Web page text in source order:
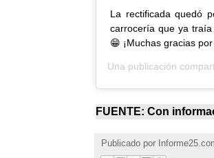
La rectificada quedó
carrocería que ya
😁 ¡Muchas gracias
Una publicación
FUENTE: Con
Publicado por